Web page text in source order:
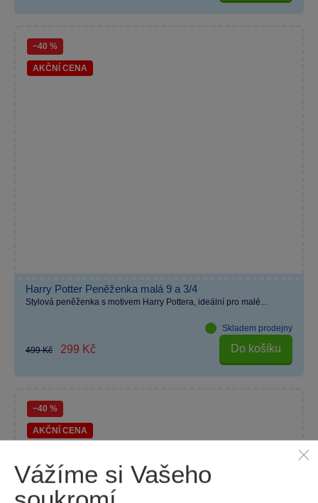
−40 %
AKČNÍ CENA
Harry Potter Peněženka malá 9 a 3/4
Stylová peněženka s motivem Harry Pottera, ideální pro malé...
Skladem prodejny
499 Kč 299 Kč Do košíku
−40 %
AKČNÍ CENA
Vážíme si Vašeho